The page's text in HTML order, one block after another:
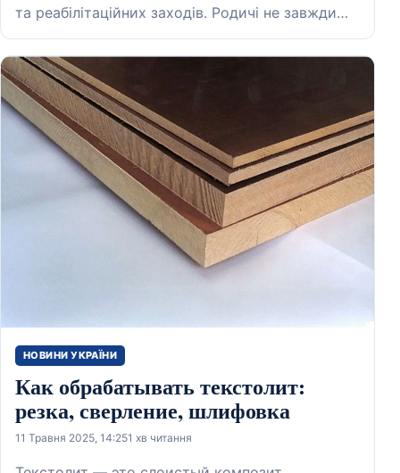
та реабілітаційних заходів. Родичі не завжди…
НОВИНИ УКРАЇНИ
Как обрабатывать текстолит:
резка, сверление, шлифовка
11 Травня 2025, 14:251 хв читання